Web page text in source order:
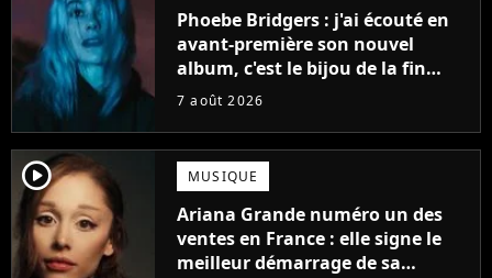
Phoebe Bridgers : j'ai écouté en
avant-première son nouvel
album, c'est le bijou de la fin
d'été
7 août 2026
player2 MUSIQUE
Ariana Grande numéro un des
ventes en France : elle signe le
meilleur démarrage de sa